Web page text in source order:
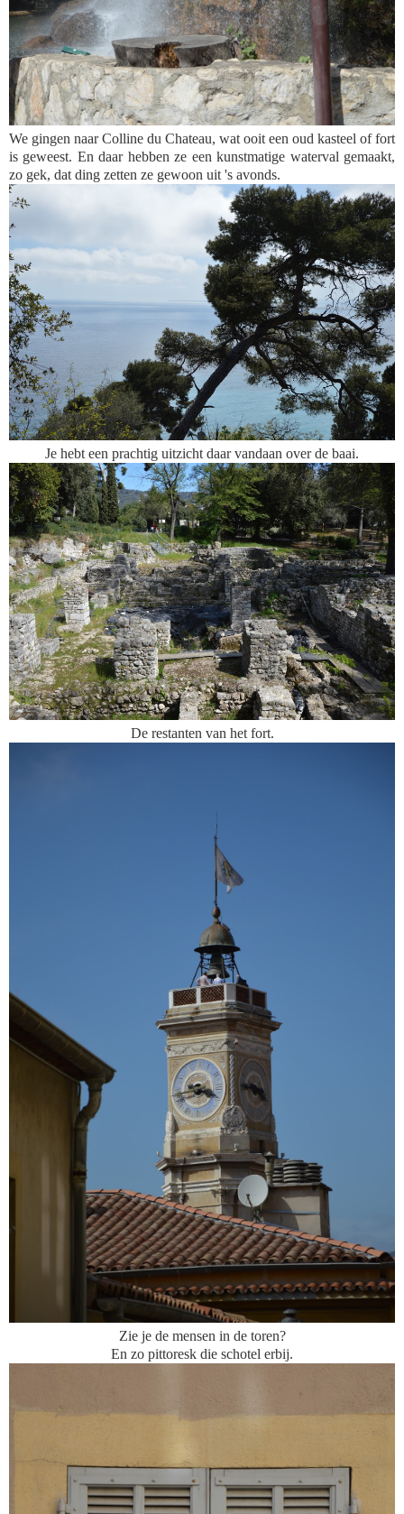
We gingen naar Colline du Chateau, wat ooit een oud kasteel of fort
is geweest. En daar hebben ze een kunstmatige waterval gemaakt,
zo gek, dat ding zetten ze gewoon uit 's avonds.
Je hebt een prachtig uitzicht daar vandaan over de baai.
De restanten van het fort.
Zie je de mensen in de toren?
En zo pittoresk die schotel erbij.